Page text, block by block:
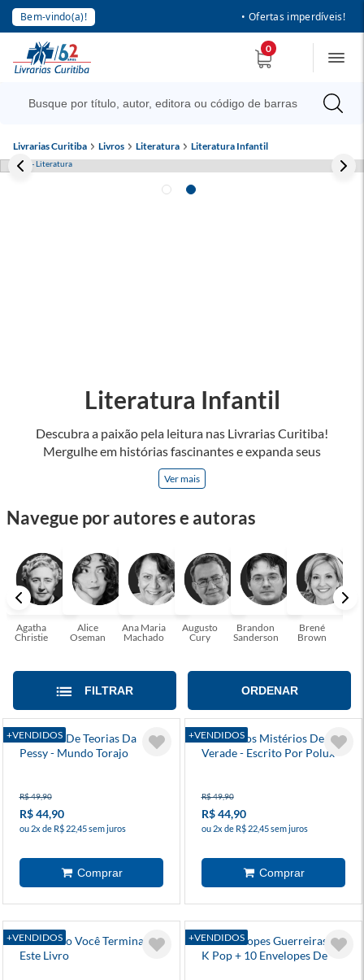
Bem-vindo(a)! • Ofertas imperdíveis!
0
Livrarias Curitiba Livros Literatura Literatura Infantil
Descubra a paixão pela leitura nas Livrarias Curitiba!
Mergulhe em histórias fascinantes e expanda seus
horizontes, onde cada página é uma porta para novos
universos e perspectivas. Ler nos permite viajar sem sair do
e tenha a oportunidade de alcançar o seu crescimento
passe um tempo no mundo da imaginação! A leitura
transforma vidas e estamos aqui para ajudar a transformar a
sua! Tenha certeza, temos o livro perfeito para você!
Ver mais
Literatura Infantil
Navegue por autores e autoras
Agatha
Christie
Alice
Oseman
Ana Maria
Machado
Augusto
Cury
Brandon
Sanderson
Brené
Brown
FILTRAR ORDENAR
+VENDIDOS
Caderno De Teorias Da
Pessy - Mundo Torajo
R$ 49,90
R$ 44,90
ou 2x de R$ 22,45 sem juros
+VENDIDOS
Diário Dos Mistérios De
Verade - Escrito Por Polux -
R$ 49,90
R$ 44,90
ou 2x de R$ 22,45 sem juros
+VENDIDOS
Eu Duvido Você Terminar
Este Livro
+VENDIDOS
Kit Envelopes Guerreiras Do
K Pop + 10 Envelopes De